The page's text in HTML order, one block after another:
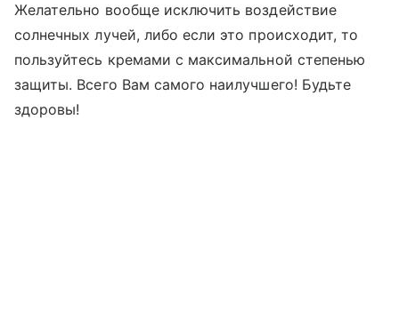
Желательно вообще исключить воздействие
солнечных лучей, либо если это происходит, то
пользуйтесь кремами с максимальной степенью
защиты. Всего Вам самого наилучшего! Будьте
здоровы!